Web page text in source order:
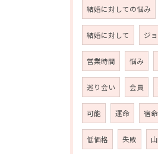
結婚に対しての悩み
結婚に対して ジ
営業時間 悩み
巡り会い 会員
可能 運命 宿命
低価格 失敗